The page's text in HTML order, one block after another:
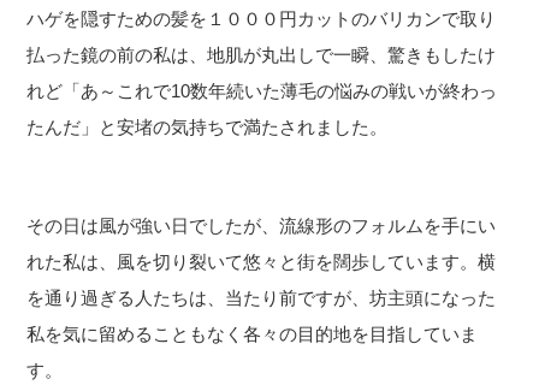
ハゲを隠すための髪を１０００円カットのバリカンで取り
払った鏡の前の私は、地肌が丸出しで一瞬、驚きもしたけ
れど「あ～これで10数年続いた薄毛の悩みの戦いが終わっ
たんだ」と安堵の気持ちで満たされました。
その日は風が強い日でしたが、流線形のフォルムを手にい
れた私は、風を切り裂いて悠々と街を闊歩しています。横
を通り過ぎる人たちは、当たり前ですが、坊主頭になった
私を気に留めることもなく各々の目的地を目指していま
す。